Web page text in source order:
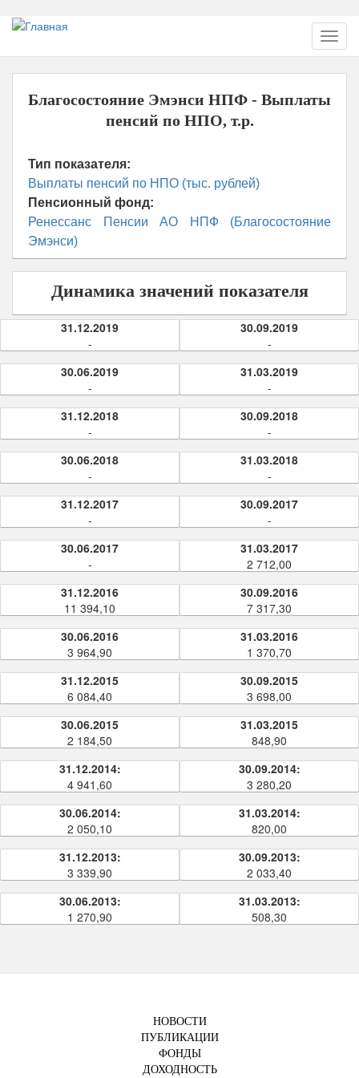
Перейти
основному
содержанию
Благосостояние Эмэнси НПФ - Выплаты
пенсий по НПО, т.р.
Тип показателя:
Выплаты пенсий по НПО (тыс. рублей)
Пенсионный фонд:
Ренессанс Пенсии АО НПФ (Благосостояние
Эмэнси)
Динамика значений показателя
31.12.2019
-
30.09.2019
-
30.06.2019
-
31.03.2019
-
31.12.2018
-
30.09.2018
-
30.06.2018
-
31.03.2018
-
31.12.2017
-
30.09.2017
-
30.06.2017
-
31.03.2017
2 712,00
31.12.2016
11 394,10
30.09.2016
7 317,30
30.06.2016
3 964,90
31.03.2016
1 370,70
31.12.2015
6 084,40
30.09.2015
3 698,00
30.06.2015
2 184,50
31.03.2015
848,90
31.12.2014:
4 941,60
30.09.2014:
3 280,20
30.06.2014:
2 050,10
31.03.2014:
820,00
31.12.2013:
3 339,90
30.09.2013:
2 033,40
30.06.2013:
1 270,90
31.03.2013:
508,30
НОВОСТИ
ПУБЛИКАЦИИ
ФОНДЫ
ДОХОДНОСТЬ